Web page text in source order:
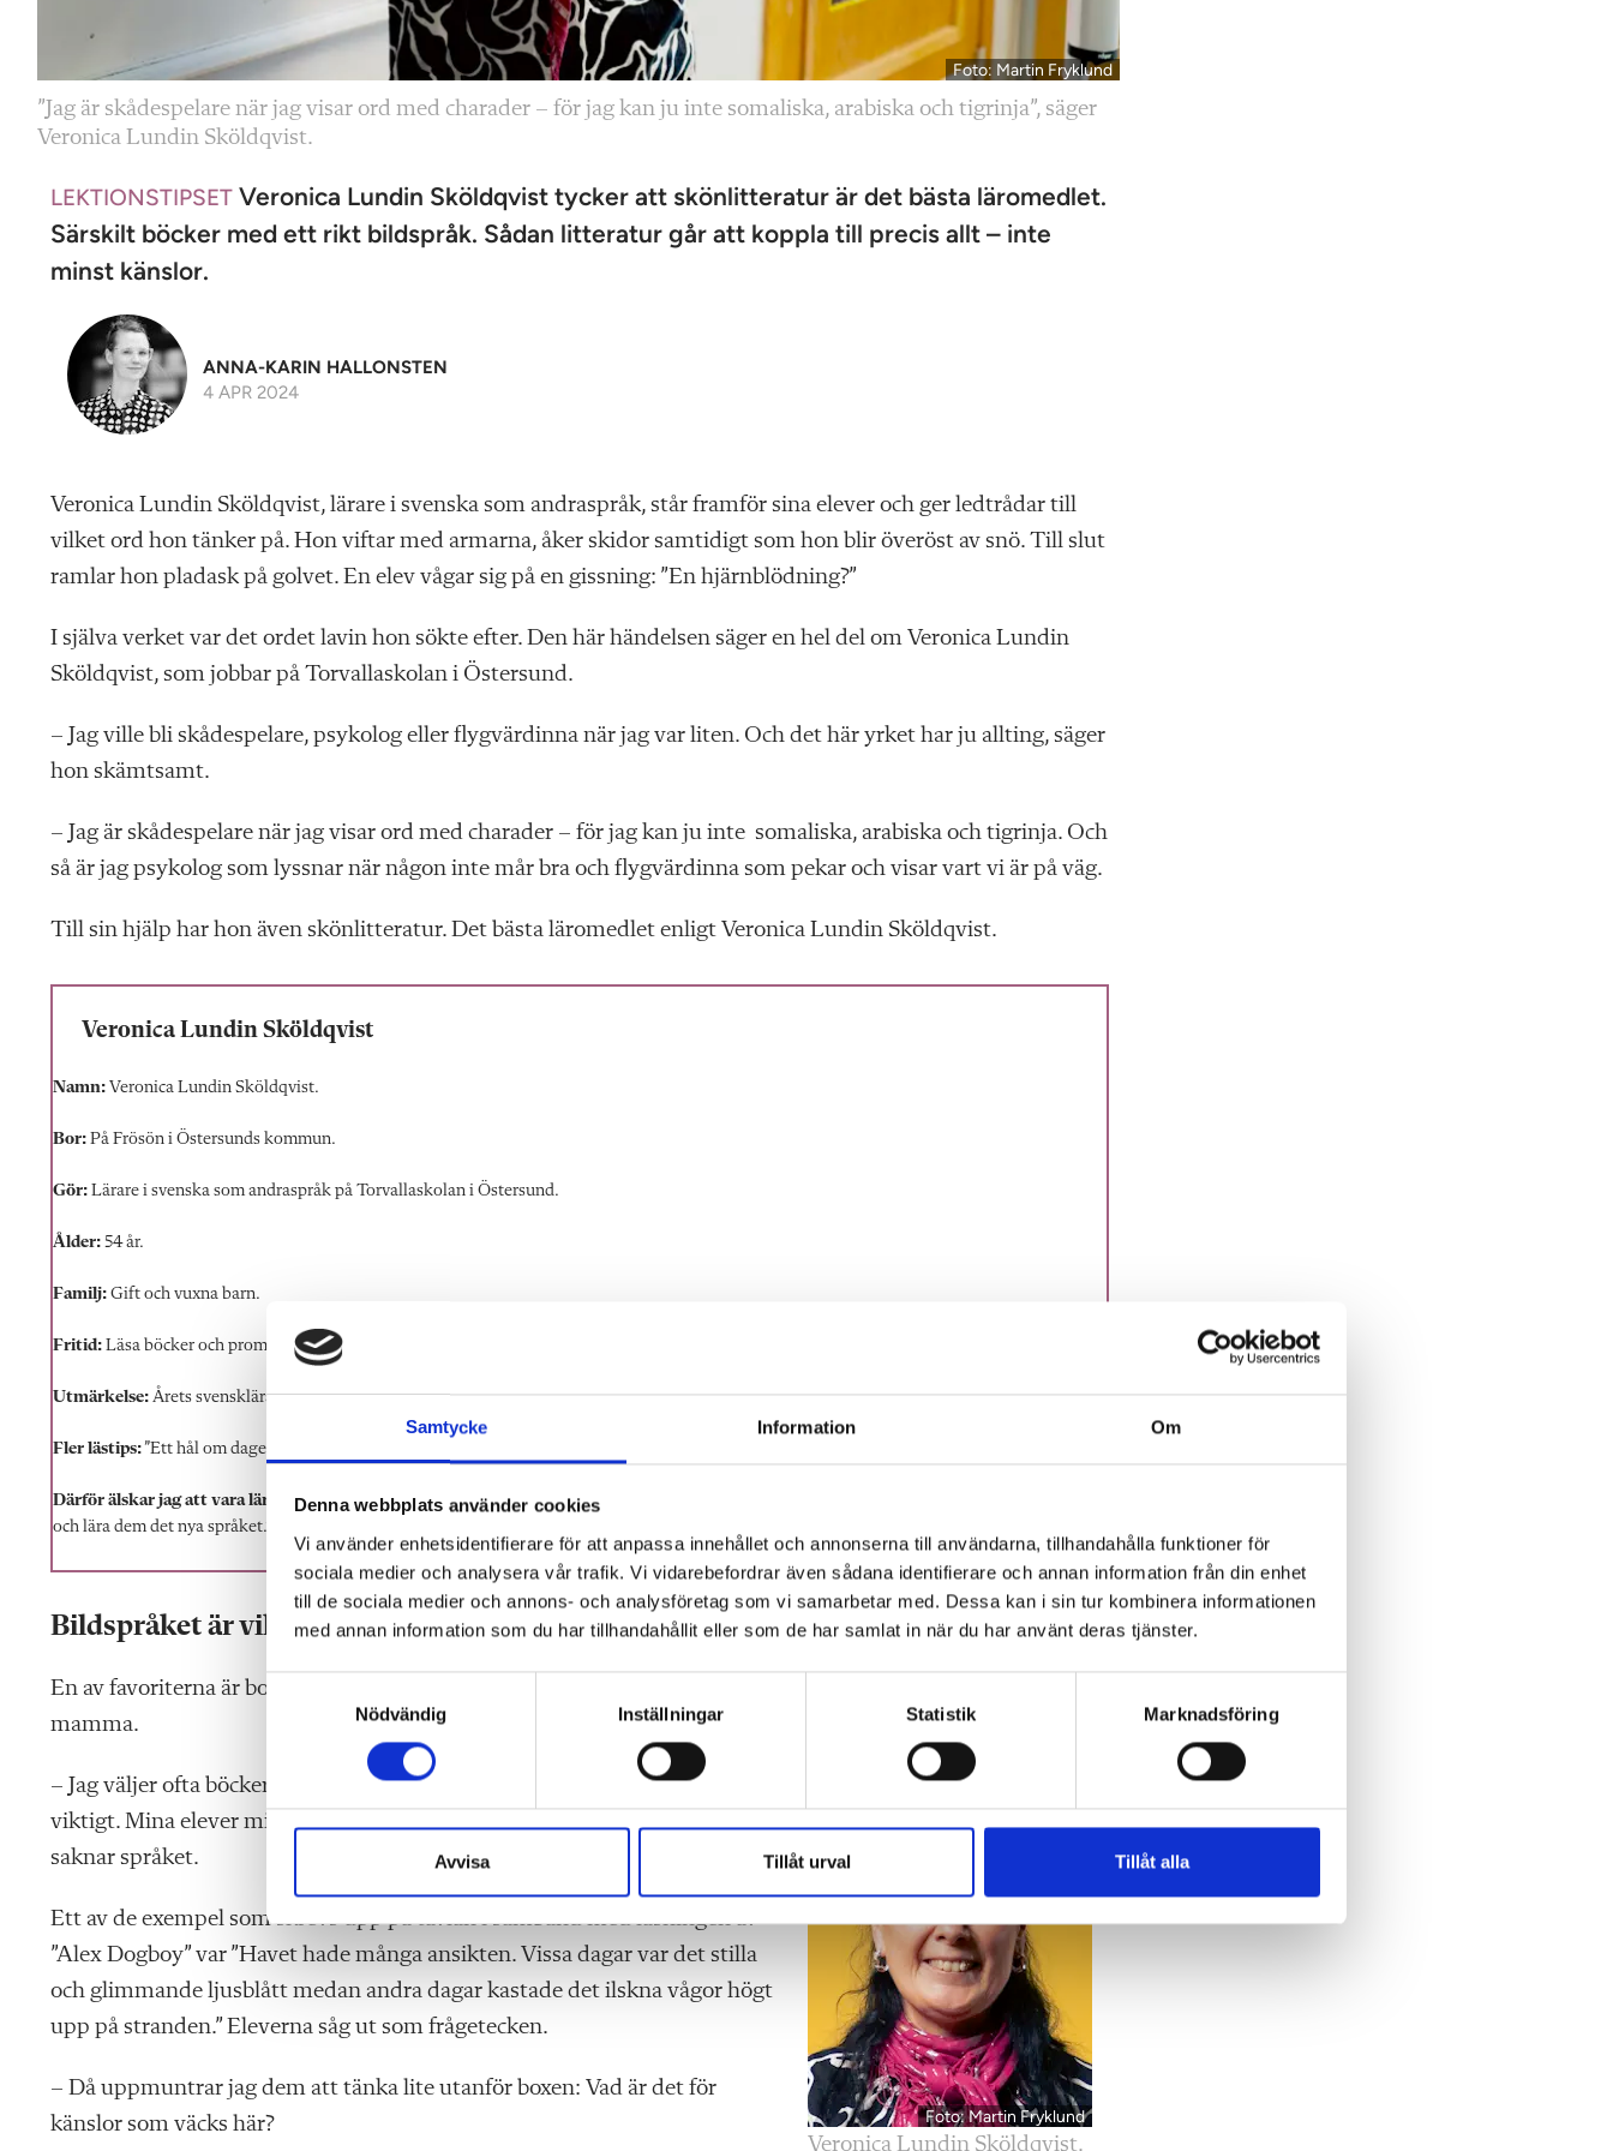
Samtycke Information Om
Denna webbplats använder cookies
Vi använder enhetsidentifierare för att anpassa innehållet och annonserna till användarna, tillhandahålla funktioner för
sociala medier och analysera vår trafik. Vi vidarebefordrar även sådana identifierare och annan information från din enhet
till de sociala medier och annons- och analysföretag som vi samarbetar med. Dessa kan i sin tur kombinera informationen
med annan information som du har tillhandahållit eller som de har samlat in när du har använt deras tjänster.
S
c
s
l
Nödvändig Inställningar Statistik Marknadsföring
Avvisa Tillåt urval Tillåt alla
Foto: Martin Fryklund
”Jag är skådespelare när jag visar ord med charader – för jag kan ju inte somaliska, arabiska och tigrinja”, säger
Veronica Lundin Sköldqvist.
LEKTIONSTIPSET Veronica Lundin Sköldqvist tycker att skönlitteratur är det bästa läromedlet.
Särskilt böcker med ett rikt bildspråk. Sådan litteratur går att koppla till precis allt – inte
minst känslor.
ANNA-KARIN HALLONSTEN
4 APR 2024
Veronica Lundin Sköldqvist, lärare i svenska som andraspråk, står framför sina elever och ger ledtrådar till
vilket ord hon tänker på. Hon viftar med armarna, åker skidor samtidigt som hon blir överöst av snö. Till slut
ramlar hon pladask på golvet. En elev vågar sig på en gissning: ”En hjärnblödning?”
I själva verket var det ordet lavin hon sökte efter. Den här händelsen säger en hel del om Veronica Lundin
Sköldqvist, som jobbar på Torvallaskolan i Östersund.
– Jag ville bli skådespelare, psykolog eller flygvärdinna när jag var liten. Och det här yrket har ju allting, säger
hon skämtsamt.
– Jag är skådespelare när jag visar ord med charader – för jag kan ju inte somaliska, arabiska och tigrinja. Och
så är jag psykolog som lyssnar när någon inte mår bra och flygvärdinna som pekar och visar vart vi är på väg.
Till sin hjälp har hon även skönlitteratur. Det bästa läromedlet enligt Veronica Lundin Sköldqvist.
Veronica Lundin Sköldqvist
Namn: Veronica Lundin Sköldqvist.
Bor: På Frösön i Östersunds kommun.
Gör: Lärare i svenska som andraspråk på Torvallaskolan i Östersund.
Ålder: 54 år.
Familj: Gift och vuxna barn.
Fritid: Läsa böcker och promenera.
Utmärkelse: Årets svensklärare 2022.
Fler lästips:”Ett hål om dagen” av Louis Sachar och ”Stjärnlösa nätter” av Arkan Asaad.
Därför älskar jag att vara lärare:”För att det är så roligt att undervisa och framför allt att jobba med skönlitteratur tillsammans med eleverna
och lära dem det nya språket.”
Bildspråket är viktigt
En av favoriterna är boken ”Alex Dog
mamma.
Foto: Martin Fryklund
Veronica Lundin Sköldqvist.
– Jag väljer ofta böcker med mycketmetaforer och liknelser. Bildspråk är
viktigt. Mina elever missar ju det som bildspråk kan bidra med eftersom de
saknar språket.
Ett av de exempel som skrevs upp på tavlan i samband med läsningen av
”Alex Dogboy” var ”Havet hade många ansikten. Vissa dagar var det stilla
och glimmande ljusblått medan andra dagar kastade det ilskna vågor högt
upp på stranden.” Eleverna såg ut som frågetecken.
– Då uppmuntrar jag dem att tänka lite utanför boxen: Vad är det för
känslor som väcks här?